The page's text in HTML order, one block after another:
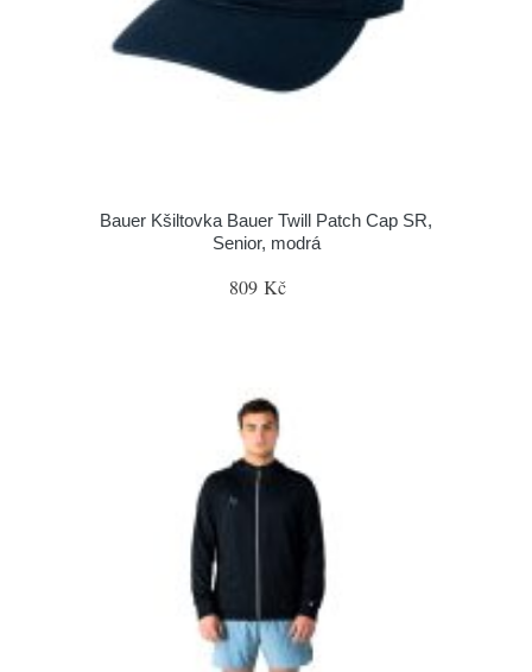
Bauer Kšiltovka Bauer Twill Patch Cap SR,
Senior, modrá
809 Kč